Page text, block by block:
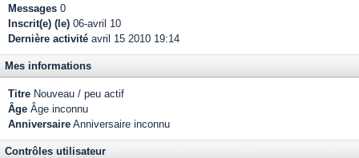
Messages 0
Inscrit(e) (le) 06-avril 10
Dernière activité avril 15 2010 19:14
Mes informations
Titre Nouveau / peu actif
Âge Âge inconnu
Anniversaire Anniversaire inconnu
Contrôles utilisateur